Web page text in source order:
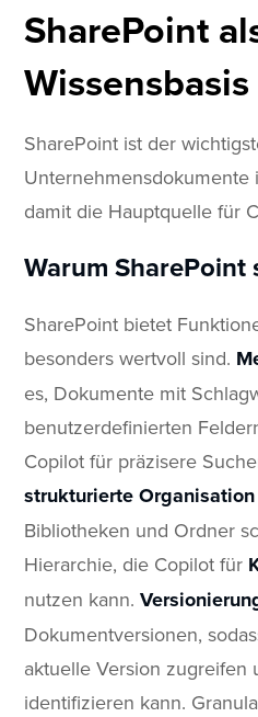
SharePoint
Wissensbasis
SharePoint ist der
damit die Hauptquelle für
Warum
SharePoint bietet
besonders wertvoll sind.
es, Dokumente mit
benutzerdefinierten
Copilot für präzisere
strukturierte Organisation
Bibliotheken und Ordner
Hierarchie, die Copilot für
nutzen kann.
Dokumentversionen,
aktuelle Version zugreifen
identifizieren kann.